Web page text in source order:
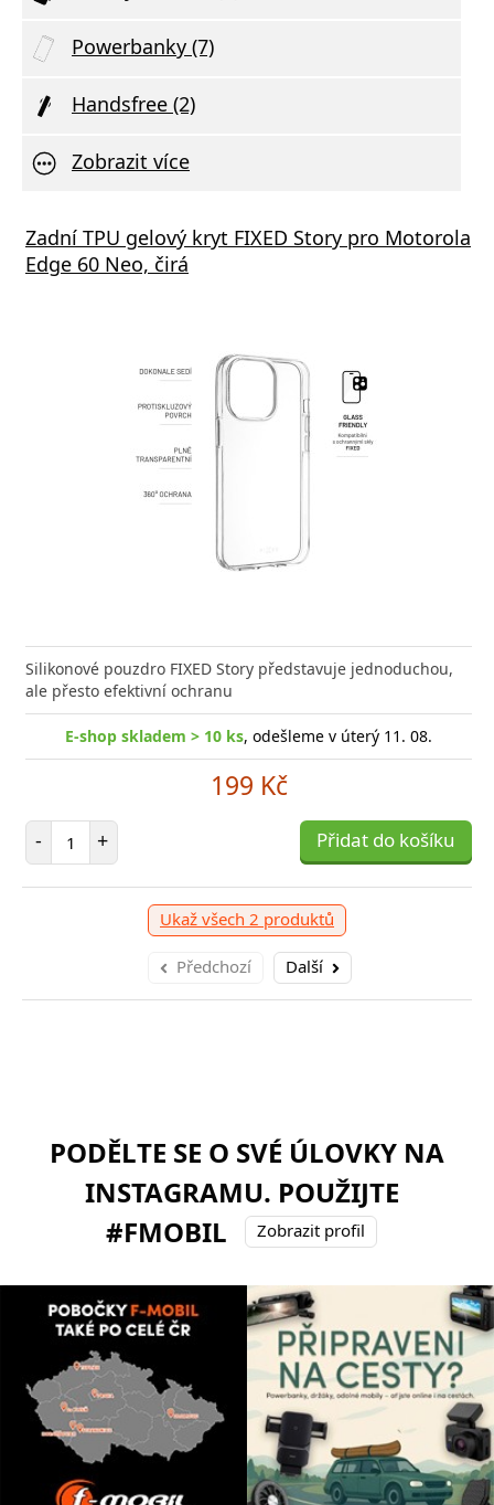
Powerbanky (7)
Handsfree (2)
Zobrazit více
Zadní TPU gelový kryt FIXED Story pro Motorola
Edge 60 Neo, čirá
Silikonové pouzdro FIXED Story představuje jednoduchou,
ale přesto efektivní ochranu
E-shop skladem > 10 ks, odešleme v úterý 11. 08.
199 Kč
- Počet položek
+ Přidat do košíku
Ukaž všech 2 produktů
Předchozí Další
GaN3 Pro, 2x USB-C, 2x USB 65W černá
efektivní nabíjení kdykoliv potřebujete Baseus
Nabíječka pro všechna
skladem > 10 ks, odešleme v úterý 11. 08.
položek
+ Přidat do košíku
Rychlá
-
PODĚLTE SE O SVÉ ÚLOVKY NA
INSTAGRAMU. POUŽIJTE
#FMOBIL
Zobrazit profil